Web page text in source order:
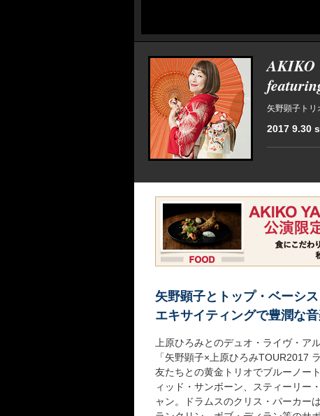
AKIKO
矢野顕子トリ
2017 9.30
矢野顕子とトップ・ベーシ
エキサイティングで豊潤な
上原ひろみとのデュオ・ライヴ・
「矢野顕子×上原ひろみTOUR2017
友たちとの黄金トリオでブルーノー
ィッド・サンボーン、スティーリー
ャン。ドラムスのクリス・パーカー